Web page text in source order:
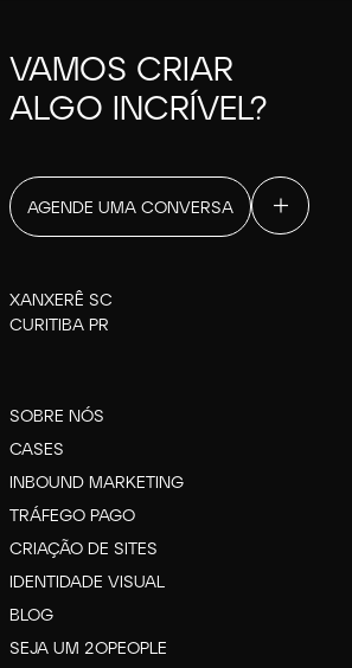
VAMOS CRIAR
ALGO INCRÍVEL?
AGENDE UMA CONVERSA
XANXERÊ SC
CURITIBA PR
SOBRE NÓS
CASES
INBOUND MARKETING
TRÁFEGO PAGO
CRIAÇÃO DE SITES
IDENTIDADE VISUAL
BLOG
SEJA UM 2OPEOPLE